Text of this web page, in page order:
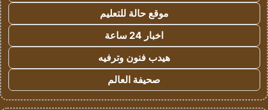
موقع حالة للتعليم
اخبار 24 ساعة
هيدب فنون وترفيه
صحيفة العالم